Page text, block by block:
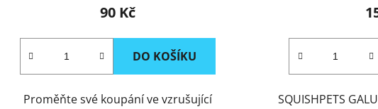
90 Kč
DO KOŠÍKU
Proměňte své koupání ve vzrušující
SQUISHPETS